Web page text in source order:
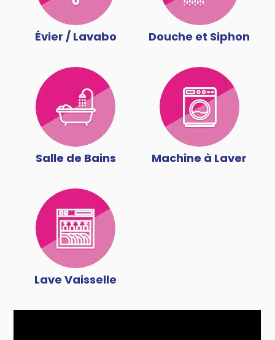
Évier / Lavabo Douche et Siphon
Salle de Bains Machine à Laver
Lave Vaisselle